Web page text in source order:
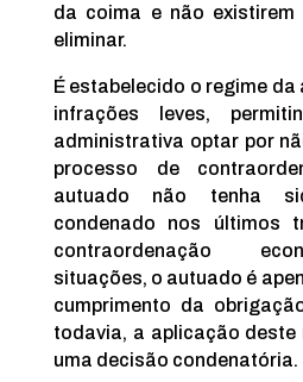
da coima e não
eliminar.
É estabelecido o regime
infrações leves,
administrativa optar por
processo de
autuado não tenha
condenado nos últimos
contraordenação
situações, o autuado é
cumprimento da
todavia, a aplicação deste
uma decisão condenatória.